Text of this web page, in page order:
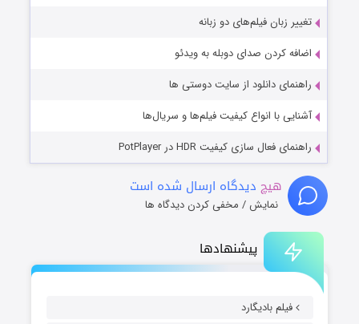
پیشنهادها
فیلم بادیگارد
تغییر زبان فیلم‌های دو زبانه
اضافه کردن صدای دوبله به ویدئو
راهنمای دانلود از سایت دوستی ها
آشنایی با انواع کیفیت فیلم‌ها و سریال‌ها
راهنمای فعال سازی کیفیت HDR در PotPlayer
هیچ دیدگاه ارسال شده است
نمایش / مخفی کردن دیدگاه ها